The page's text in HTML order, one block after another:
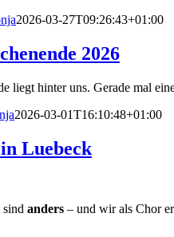
2026-03-27T09:26:43+01:00
2026
liegt hinter uns. Gerade mal
2026-03-01T16:10:48+01:00
Luebeck
sind anders – und wir als Chor